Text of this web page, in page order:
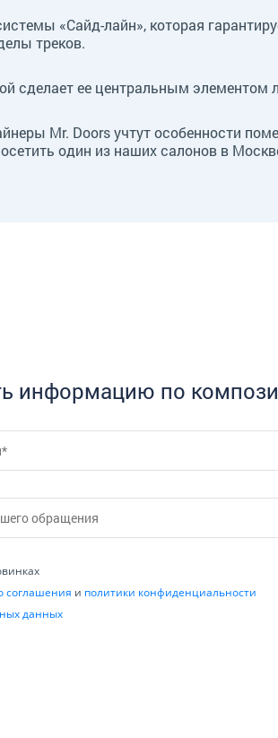
«Сайд-лайн», которая
треков.
сделает ее центральным элементом
Mr. Doors учтут особенности
один из наших салонов в
информацию по
соглашения и политики конфиденциальности
данных